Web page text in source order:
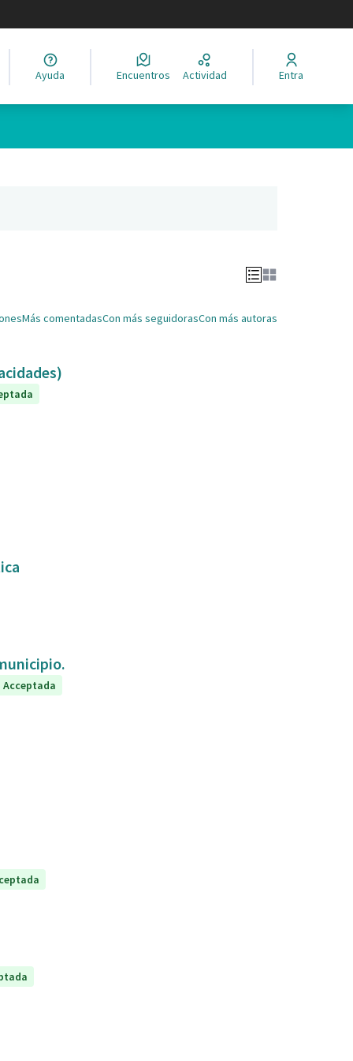
el idioma
Ayuda Encuentros Actividad Entra
Más comentadasCon más seguidorasCon más autoras
Acceptada